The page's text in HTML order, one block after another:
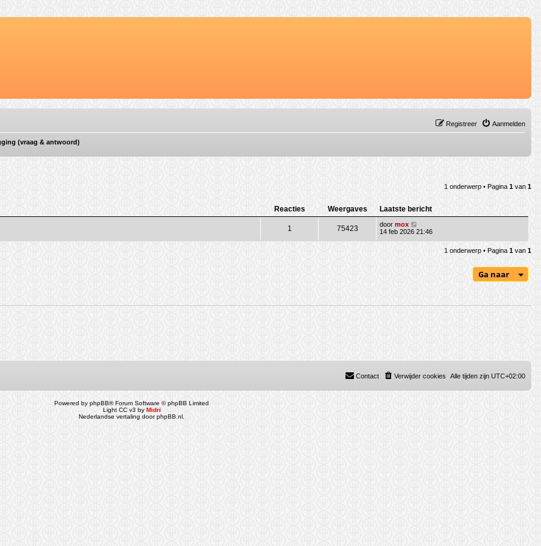
Aanmelden
Registreer
(vraag & antwoord)
1 onderwerp • Pagina 1 van 1
Reacties Weergaves Laatste bericht
1 75423 door mox
14 feb 2026 21:46
1 onderwerp • Pagina 1 van 1
Ga naar
Alle tijden zijn UTC+02:00
Verwijder cookies
Contact
Powered by phpBB® Forum Software © phpBB Limited
Light CC v3 by Midri
Nederlandse vertaling doorphpBB.nl